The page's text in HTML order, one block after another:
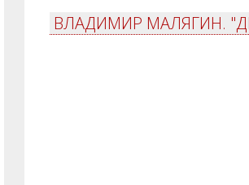
ВЛАДИМИР МАЛЯГИН.